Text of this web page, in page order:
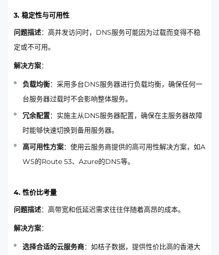
3. 稳定性与可用性
问题描述：高并发访问时，DNS服务可能因为过载而变得不稳
定或不可用。
解决方案：
负载均衡：采用多台DNS服务器进行负载均衡，确保任何一
台服务器过载时不会影响整体服务。
冗余配置：实施主从DNS服务器配置，确保在主服务器故障
时能够快速切换到备用服务器。
高可用性方案：使用云服务商提供的高可用性解决方案，如A
WS的Route 53、Azure的DNS等。
4. 性价比考量
问题描述：高带宽和低延迟需求往往伴随着高昂的成本。
解决方案：
选择合适的云服务商：如桔子数据，提供性价比高的香港大